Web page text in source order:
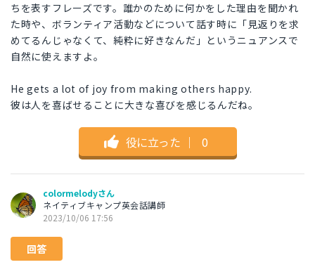
ちを表すフレーズです。誰かのために何かをした理由を聞かれ
た時や、ボランティア活動などについて話す時に「見返りを求
めてるんじゃなくて、純粋に好きなんだ」というニュアンスで
自然に使えますよ。
He gets a lot of joy from making others happy.
彼は人を喜ばせることに大きな喜びを感じるんだね。
役に立った ｜ 0
colormelodyさん
ネイティブキャンプ英会話講師
2023/10/06 17:56
回答